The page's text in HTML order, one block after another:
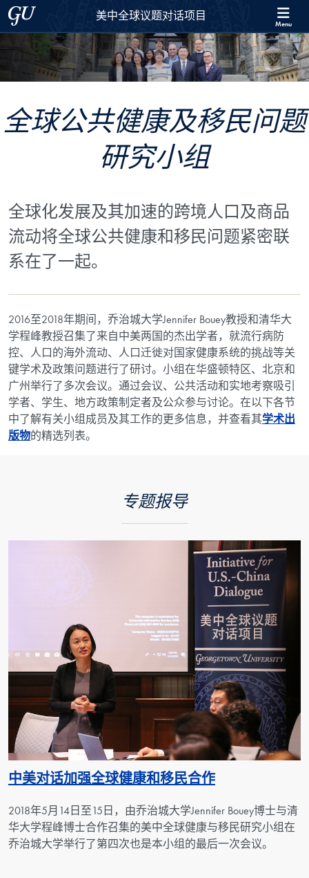
Skip to 美中全球议题对话项目 Full Site Menu
Skip to main content
Georgetown University美中全球议题对话项目 Menu
全球公共健康及移民问题
研究小组
全球化发展及其加速的跨境人口及商品
流动将全球公共健康和移民问题紧密联
系在了一起。
2016至2018年期间，乔治城大学Jennifer Bouey教授和清华大
学程峰教授召集了来自中美两国的杰出学者，就流行病防
控、人口的海外流动、人口迁徙对国家健康系统的挑战等关
键学术及政策问题进行了研讨。小组在华盛顿特区、北京和
广州举行了多次会议。通过会议、公共活动和实地考察吸引
学者、学生、地方政策制定者及公众参与讨论。在以下各节
中了解有关小组成员及其工作的更多信息，并查看其学术出
版物的精选列表。
专题报导
中美对话加强全球健康和移民合作
2018年5月14日至15日，由乔治城大学Jennifer Bouey博士与清
华大学程峰博士合作召集的美中全球健康与移民研究小组在
乔治城大学举行了第四次也是本小组的最后一次会议。